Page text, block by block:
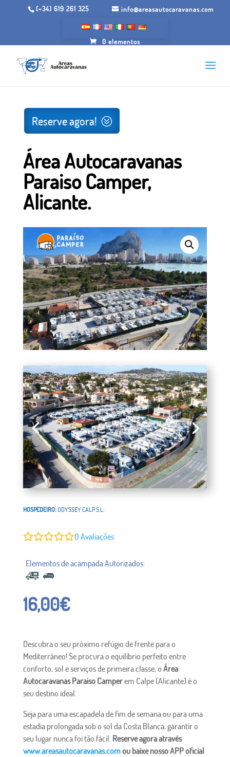
(+34) 619 261 325 info@areasautocaravanas.com
0 elementos
Paraiso Camper, Alicante.
Reserve agora!
Área Autocaravanas
Paraiso Camper,
Alicante.
HOSPEDEIRO:ODYSSEY CALP S.L.
0 Avaliações
16,00€
Descubra o seu próximo refúgio de frente para o
Mediterrâneo! Se procura o equilíbrio perfeito entre
conforto, sol e serviços de primeira classe, o Área
Autocaravanas Paraiso Camperem Calpe (Alicante) é o
seu destino ideal.
Seja para uma escapadela de fim de semana ou para uma
estadia prolongada sob o sol da Costa Blanca, garantir o
seu lugar nunca foi tão fácil. Reserve agora através
www.areasautocaravanas.comou baixe nosso APP oficial